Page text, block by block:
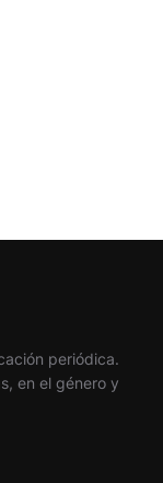
periódica.
en el género y